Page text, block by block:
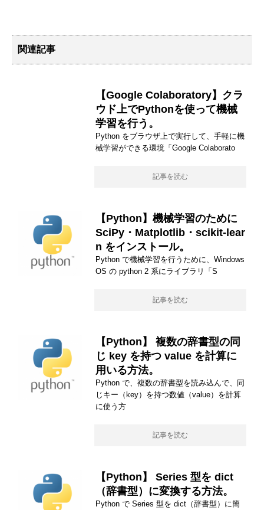
関連記事
【Google Colaboratory】クラ
ウド上でPythonを使って機械
学習を行う。
Python をブラウザ上で実行して、手軽に機
械学習ができる環境「Google Colaborato
記事を読む
【Python】機械学習のために
SciPy・Matplotlib・scikit-lear
n をインストール。
Python で機械学習を行うために、Windows
OS の python 2 系にライブラリ「S
記事を読む
【Python】 複数の辞書型の同
じ key を持つ value を計算に
用いる方法。
Python で、複数の辞書型を読み込んで、同
じキー（key）を持つ数値（value）を計算
に使う方
記事を読む
【Python】 Series 型を dict
（辞書型）に変換する方法。
Python で Series 型を dict（辞書型）に簡